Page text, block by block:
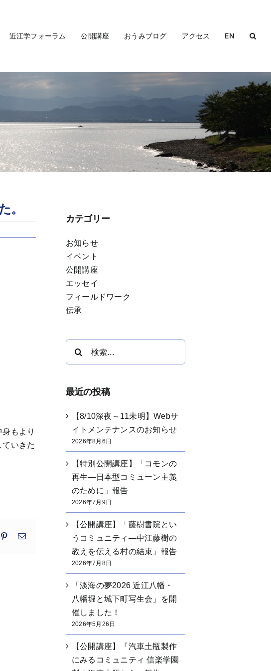
近江学フォーラム 公開講座 おうみブログ アクセス EN
。
もより
いきた
Pinterest
電
カテゴリー
お知らせ
イベント
公開講座
エッセイ
フィールドワーク
伝承
最近の投稿
【8/10深夜～11未明】Webサ
イトメンテナンスのお知らせ
2026年8月6日
【特別公開講座】「コモンの
再生―日本型コミューン主義
のために」報告
2026年7月9日
【公開講座】「藤樹書院とい
うコミュニティ―中江藤樹の
教えを伝える村の結束」報告
2026年7月8日
「淡海の夢2026 近江八幡・
八幡堀と城下町写生会」を開
催しました！
2026年5月26日
【公開講座】『汽車土瓶製作
にみるコミュニティ 信楽学園